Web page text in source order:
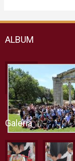
ALBUM
Galeria